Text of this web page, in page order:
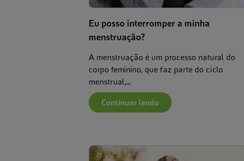
Eu posso interromper a minha
menstruação?
A menstruação é um processo natural do
corpo feminino, que faz parte do ciclo
menstrual,...
Continuar lendo